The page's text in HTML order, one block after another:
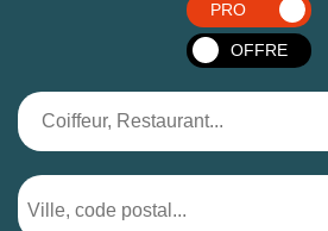
PRO
OFFRE